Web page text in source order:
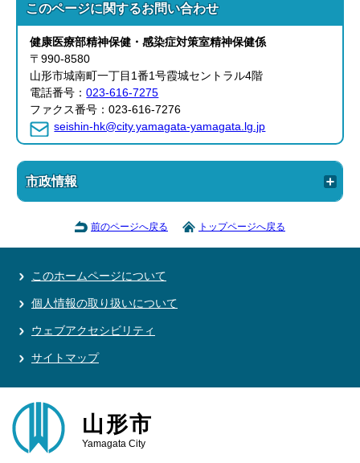
このページに関するお問い合わせ
健康医療部精神保健・感染症対策室精神保健係
〒990-8580
山形市城南町一丁目1番1号霞城セントラル4階
電話番号：023-616-7275
ファクス番号：023-616-7276
seishin-hk@city.yamagata-yamagata.lg.jp
市政情報
前のページへ戻る トップページへ戻る
このホームページについて
個人情報の取り扱いについて
ウェブアクセシビリティ
サイトマップ
山形市
Yamagata City